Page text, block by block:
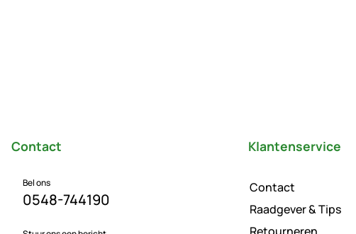
Contact
Bel ons
0548-744190
Klantenservice
Contact
Raadgever & Tips